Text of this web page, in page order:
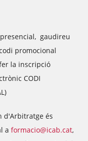
gaudireu
promocional
la inscripció
CODI
d'Arbitratge és
a formacio@icab.cat,